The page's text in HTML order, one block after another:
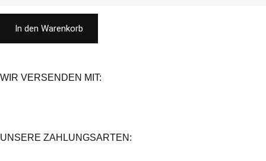
In den Warenkorb
WIR VERSENDEN MIT:
UNSERE ZAHLUNGSARTEN: